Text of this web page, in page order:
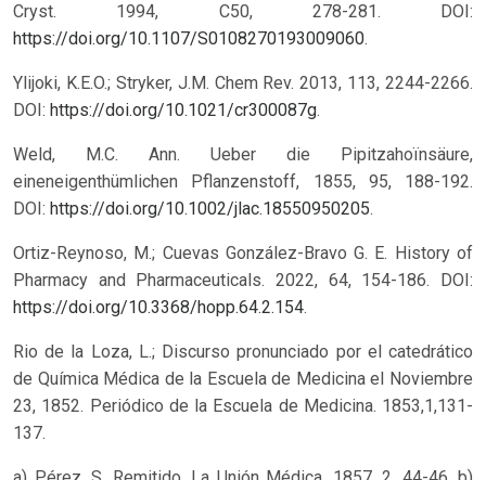
Cryst. 1994, C50, 278-281. DOI:
https://doi.org/10.1107/S0108270193009060.
Ylijoki, K.E.O.; Stryker, J.M. Chem Rev. 2013, 113, 2244-2266.
DOI: https://doi.org/10.1021/cr300087g.
Weld, M.C. Ann. Ueber die Pipitzahoïnsäure,
eineneigenthümlichen Pflanzenstoff, 1855, 95, 188-192.
DOI: https://doi.org/10.1002/jlac.18550950205.
Ortiz-Reynoso, M.; Cuevas González-Bravo G. E. History of
Pharmacy and Pharmaceuticals. 2022, 64, 154-186. DOI:
https://doi.org/10.3368/hopp.64.2.154.
Rio de la Loza, L.; Discurso pronunciado por el catedrático
de Química Médica de la Escuela de Medicina el Noviembre
23, 1852. Periódico de la Escuela de Medicina. 1853,1,131-
137.